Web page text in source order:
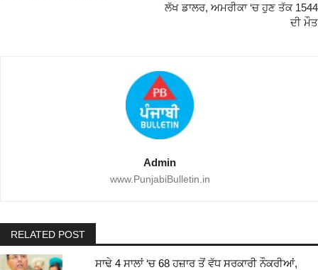
ਲੱਖ ਡਾਲਰ, ਅਮਰੀਕਾ ‘ਚ ਹੁਣ ਤੱਕ 1544
ਦੀ ਮੌਤ
Admin
www.PunjabiBulletin.in
RELATED POST
ਸਾਢੇ 4 ਸਾਲਾਂ ‘ਚ 68 ਹਜ਼ਾਰ ਤੋਂ ਵੱਧ ਸਰਕਾਰੀ ਨੌਕਰੀਆਂ,